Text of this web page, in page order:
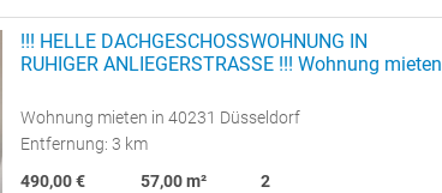
!!! HELLE DACHGESCHOSSWOHNUNG IN
RUHIGER ANLIEGERSTRASSE !!! Wohnung mieten
Wohnung mieten in 40231 Düsseldorf
Entfernung: 3 km
490,00 €
57,00 m²
2